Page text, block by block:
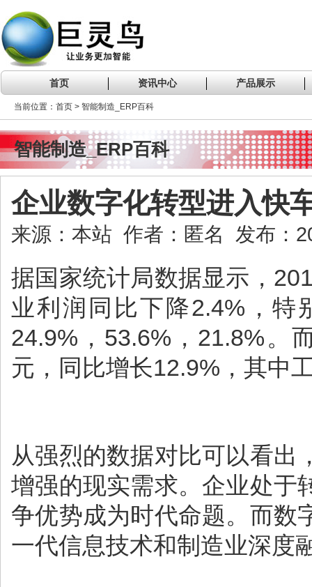
首页 资讯中心 产品展示
当前位置：首页 > 智能制造_ERP百科
智能制造_ERP百科
企业数字化转型进入快
来源：本站 作者：匿名 发布：
据国家统计局数据显示，
业利润同比下降2.4%，
24.9%，53.6%，21.8%。
元，同比增长12.9%，其中
从强烈的数据对比可以看出
增强的现实需求。企业处于
争优势成为时代命题。而数
一代信息技术和制造业深度